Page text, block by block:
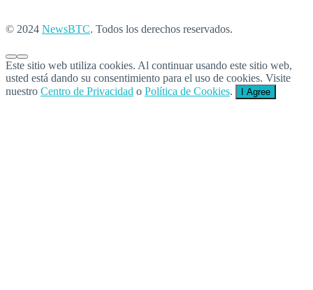
© 2024 NewsBTC. Todos los derechos reservados.
Este sitio web utiliza cookies. Al continuar usando este sitio web,
usted está dando su consentimiento para el uso de cookies. Visite
nuestro Centro de Privacidad o Política de Cookies. I Agree